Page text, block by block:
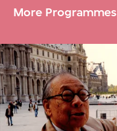
More Programmes